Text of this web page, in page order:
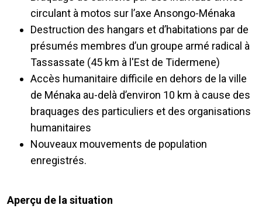
circulant à motos sur l’axe Ansongo-Ménaka
Destruction des hangars et d’habitations par de
présumés membres d’un groupe armé radical à
Tassassate (45 km à l'Est de Tidermene)
Accès humanitaire difficile en dehors de la ville
de Ménaka au-delà d’environ 10 km à cause des
braquages des particuliers et des organisations
humanitaires
Nouveaux mouvements de population
enregistrés.
Aperçu de la situation